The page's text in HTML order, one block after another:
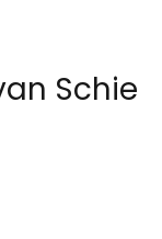
Schie